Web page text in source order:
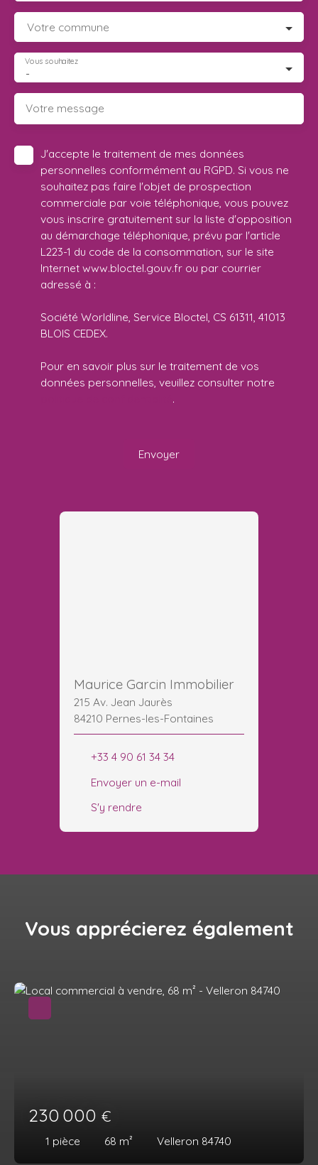
Votre commune
-
Vous souhaitez
Votre message
J'accepte le traitement de mes données
personnelles conformément au RGPD. Si vous ne
souhaitez pas faire l'objet de prospection
commerciale par voie téléphonique, vous pouvez
vous inscrire gratuitement sur la liste d'opposition
au démarchage téléphonique, prévu par l'article
L223-1 du code de la consommation, sur le site
Internet www.bloctel.gouv.fr ou par courrier
adressé à :
Société Worldline, Service Bloctel, CS 61311, 41013
BLOIS CEDEX.
Pour en savoir plus sur le traitement de vos
données personnelles, veuillez consulter notre
.
Envoyer
Maurice Garcin Immobilier
215 Av. Jean Jaurès
84210 Pernes-les-Fontaines
+33 4 90 61 34 34
Envoyer un e-mail
S'y rendre
Vous apprécierez également
230 000 €
1 pièce 68 m² Velleron 84740